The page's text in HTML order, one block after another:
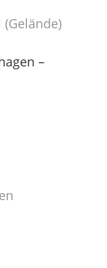
–